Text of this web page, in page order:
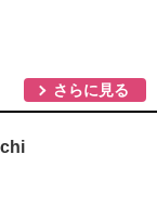
さらに見る